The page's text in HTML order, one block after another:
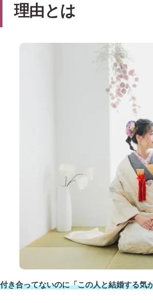
理由とは
付き合ってないのに「この人と結婚する気